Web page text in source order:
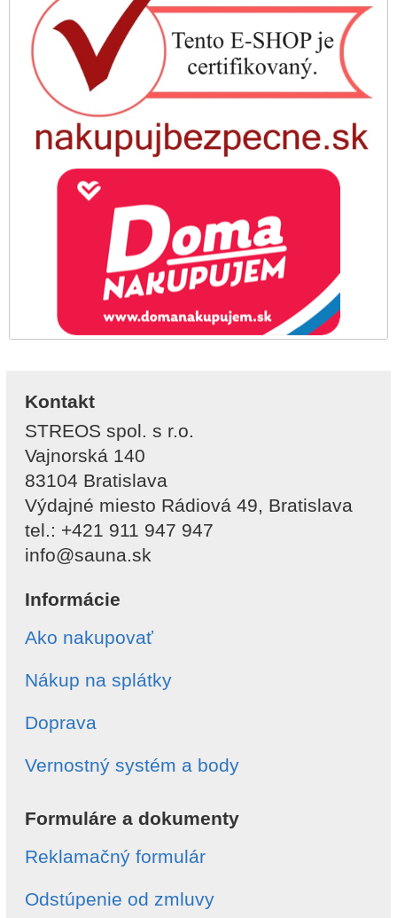
Kontakt
STREOS spol. s r.o.
Vajnorská 140
83104 Bratislava
Výdajné miesto Rádiová 49, Bratislava
tel.: +421 911 947 947
info@sauna.sk
Informácie
Ako nakupovať
Nákup na splátky
Doprava
Vernostný systém a body
Formuláre a dokumenty
Reklamačný formulár
Odstúpenie od zmluvy